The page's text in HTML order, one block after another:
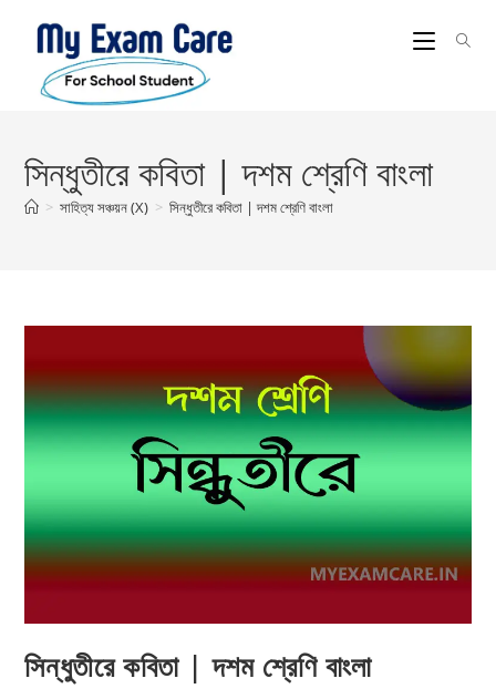
content
সিন্ধুতীরে কবিতা | দশম শ্রেণি বাংলা
> সাহিত্য সঞ্চয়ন (X) > সিন্ধুতীরে কবিতা | দশম শ্রেণি বাংলা
সিন্ধুতীরে কবিতা | দশম শ্রেণি বাংলা